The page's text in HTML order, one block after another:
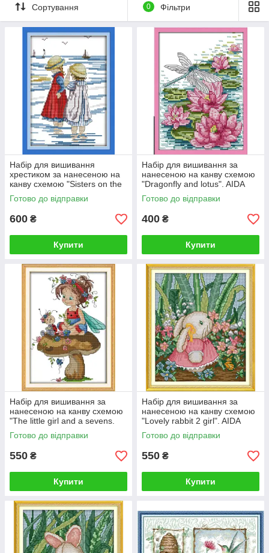
Сортування 0 Фільтри
Набір для вишивання
хрестиком за нанесеною на
канву схемою "Sisters on the
beach". (AIDA 14CT
printed,19*27 см)
Готово до відправки
600 ₴
Купити
Набір для вишивання за
нанесеною на канву схемою
"Dragonfly and lotus". AIDA
14CT printed, 16*20 см
Готово до відправки
400 ₴
Купити
Набір для вишивання за
нанесеною на канву схемою
"The little girl and a sevens.
AIDA 14CT printed, 22*32 см
Готово до відправки
550 ₴
Купити
Набір для вишивання за
нанесеною на канву схемою
"Lovely rabbit 2 girl". AIDA
14CT printed 21*27 см
Готово до відправки
550 ₴
Купити